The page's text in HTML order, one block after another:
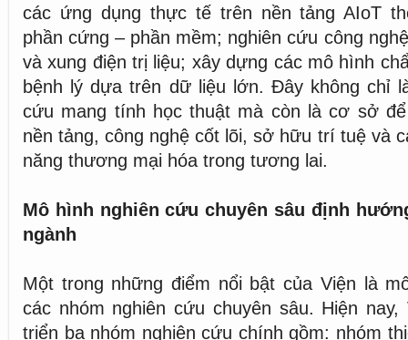
các ứng dụng thực tế trên nền tảng AIoT
phần cứng – phần mềm; nghiên cứu công
và xung điện trị liệu; xây dựng các mô hình
bệnh lý dựa trên dữ liệu lớn. Đây không chỉ
cứu mang tính học thuật mà còn là cơ sở
nền tảng, công nghệ cốt lõi, sở hữu trí tuệ và
năng thương mại hóa trong tương lai.
Mô hình nghiên cứu chuyên sâu định
ngành
Một trong những điểm nổi bật của Viện là
các nhóm nghiên cứu chuyên sâu. Hiện
triển ba nhóm nghiên cứu chính gồm: nhóm